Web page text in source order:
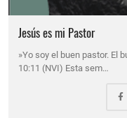
Jesús es mi Pastor
»Yo soy el buen pastor. El
10:11 (NVI) Esta sem…